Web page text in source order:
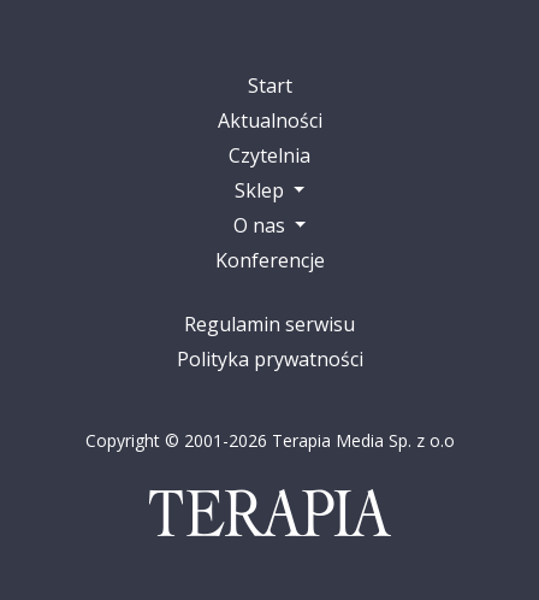
Start
Aktualności
Czytelnia
Sklep
O nas
Konferencje
Regulamin serwisu
Polityka prywatności
Copyright © 2001-2026 Terapia Media Sp. z o.o